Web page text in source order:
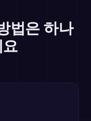
법은 하나